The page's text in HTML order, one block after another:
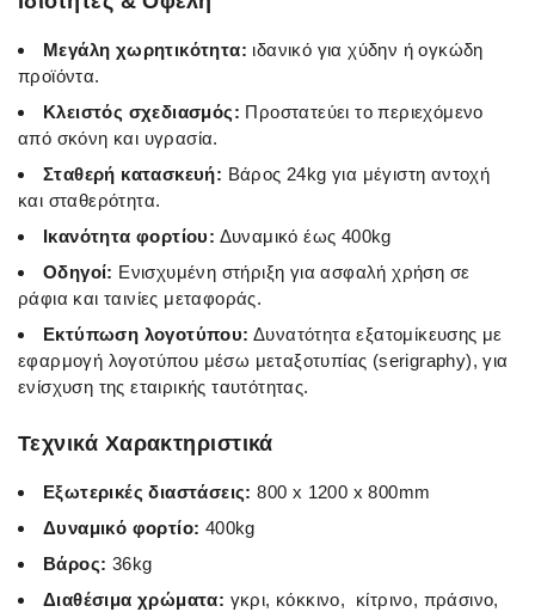
Μεγάλη χωρητικότητα: ιδανικό για χύδην ή ογκώδη
προϊόντα.
Κλειστός σχεδιασμός: Προστατεύει το περιεχόμενο
από σκόνη και υγρασία.
Σταθερή κατασκευή: Βάρος 24kg για μέγιστη αντοχή
και σταθερότητα.
Ικανότητα φορτίου: Δυναμικό έως 400kg
Οδηγοί: Ενισχυμένη στήριξη για ασφαλή χρήση σε
ράφια και ταινίες μεταφοράς.
Εκτύπωση λογοτύπου: Δυνατότητα εξατομίκευσης με
εφαρμογή λογοτύπου μέσω μεταξοτυπίας (serigraphy), για
ενίσχυση της εταιρικής ταυτότητας.
Τεχνικά Χαρακτηριστικά
Εξωτερικές διαστάσεις: 800 x 1200 x 800mm
Δυναμικό φορτίο: 400kg
Βάρος: 36kg
Διαθέσιμα χρώματα: γκρι, κόκκινο, κίτρινο, πράσινο,